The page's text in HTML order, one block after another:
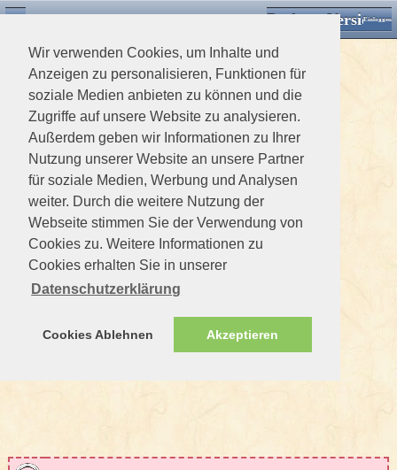
Wir verwenden Cookies, um Inhalte und
Anzeigen zu personalisieren, Funktionen für
soziale Medien anbieten zu können und die
Zugriffe auf unsere Website zu analysieren.
Außerdem geben wir Informationen zu Ihrer
Nutzung unserer Website an unsere Partner
für soziale Medien, Werbung und Analysen
weiter. Durch die weitere Nutzung der
Webseite stimmen Sie der Verwendung von
Cookies zu. Weitere Informationen zu
Cookies erhalten Sie in unserer
Datenschutzerklärung
Cookies Ablehnen Akzeptieren
Desktop VersionEinloggen